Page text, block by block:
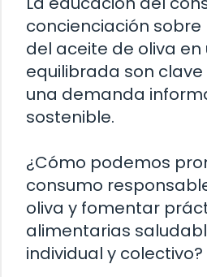
concienciación
del aceite de oliva en
equilibrada son
una demanda
sostenible.
¿Cómo podemos
consumo
oliva y fomentar
alimentarias
individual y colectivo?